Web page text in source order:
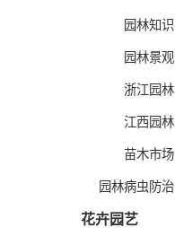
园林知识
园林景观
浙江园林
江西园林
苗木市场
园林病虫防治
花卉园艺